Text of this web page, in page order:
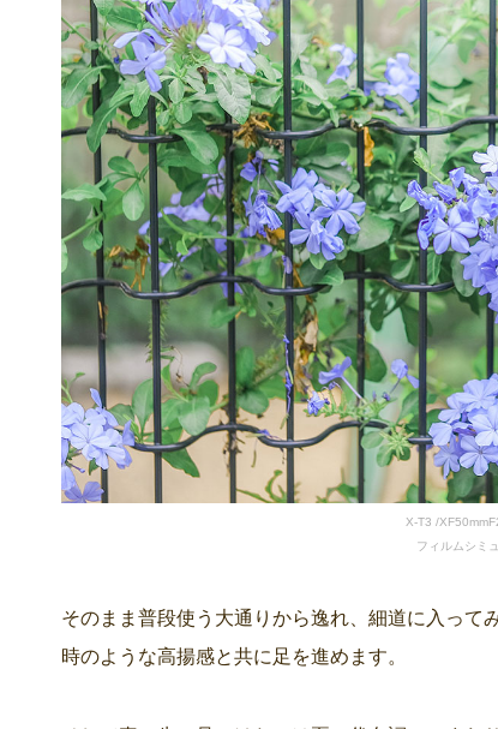
X-T3 /
フィルムシミ
そのまま普段使う大通りから逸れ、細道に入って
時のような高揚感と共に足を進めます。